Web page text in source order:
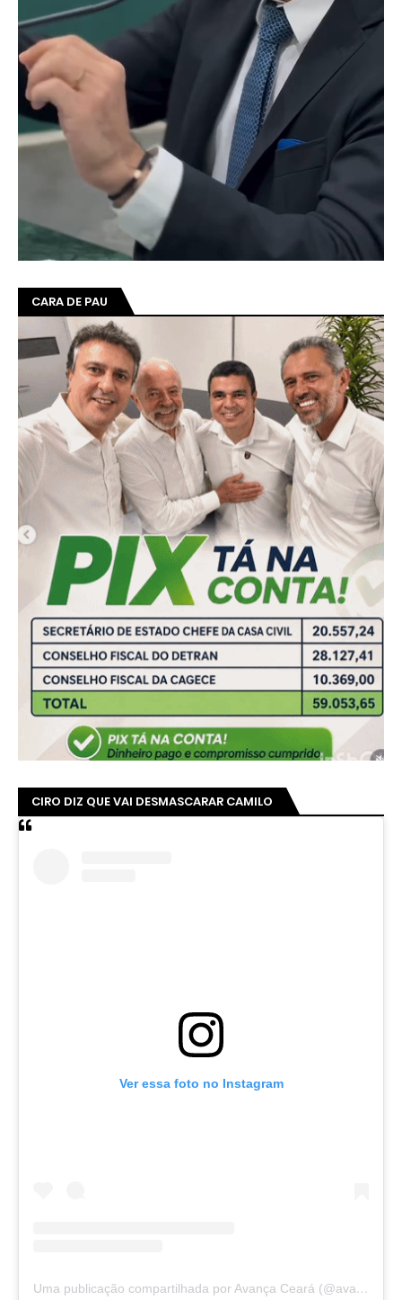
CARA DE PAU
CIRO DIZ QUE VAI DESMASCARAR CAMILO
Ver essa foto no Instagram
Uma publicação compartilhada por Avança Ceará (@avancaceara)